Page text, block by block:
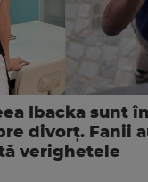
Ibacka sunt
divorț. Fanii
verighetele